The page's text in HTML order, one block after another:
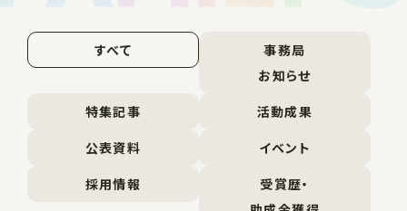
すべて
事務局
お知らせ
特集記事
活動成果
公表資料
イベント
採用情報
受賞歴・